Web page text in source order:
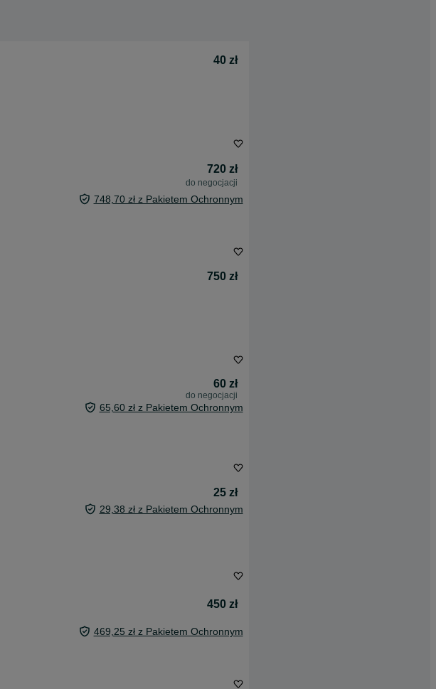
40 zł
720 zł
do negocjacji
748,70 zł z Pakietem Ochronnym
750 zł
60 zł
do negocjacji
65,60 zł z Pakietem Ochronnym
25 zł
29,38 zł z Pakietem Ochronnym
450 zł
469,25 zł z Pakietem Ochronnym